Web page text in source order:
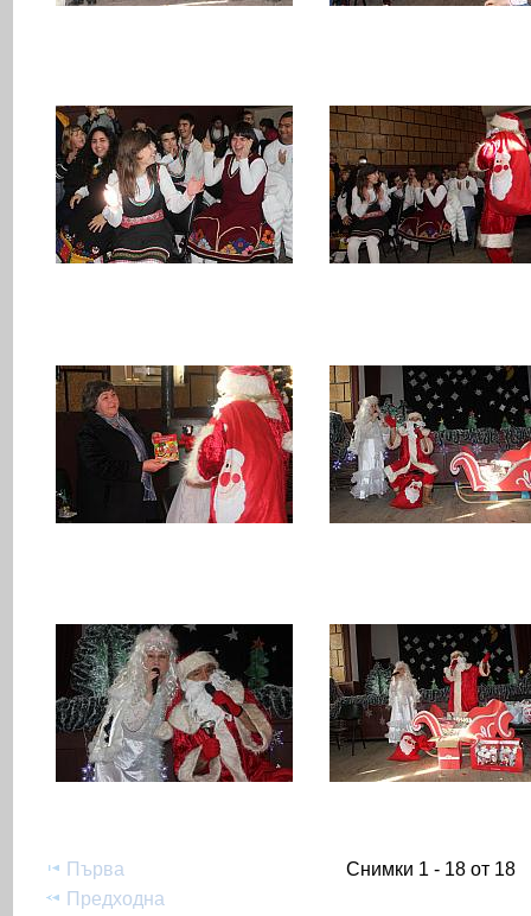
Първа
Предходна
Снимки 1 - 18 от 18